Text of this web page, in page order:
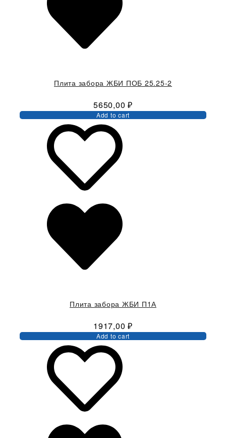
Плита забора ЖБИ ПОБ 25.25-2
5650,00₽
Add to cart
Плита забора ЖБИ П1А
1917,00₽
Add to cart